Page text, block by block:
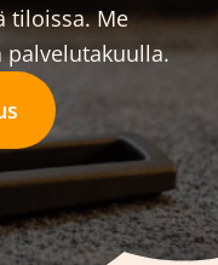
tiloissa. Me